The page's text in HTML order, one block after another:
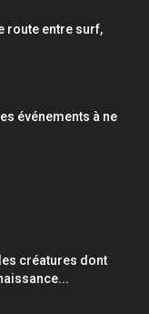
route entre surf,
événements à ne
créatures dont